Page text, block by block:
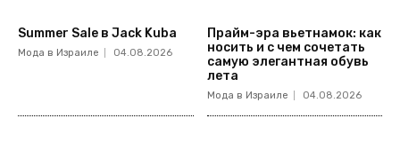
Summer Sale в Jack Kuba
Мода в Израиле 04.08.2026
Прайм-эра вьетнамок: как
носить и с чем сочетать
самую элегантная обувь
лета
Мода в Израиле 04.08.2026